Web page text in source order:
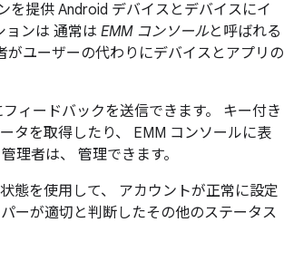
を提供 Android デバイスとデバイスにイ
ョンは 通常は EMM コンソールと呼ばれる
がユーザーの代わりにデバイスとアプリの
ィードバックを送信できます。 キー付き
タを取得したり、 EMM コンソールに表
理者は、 管理できます。
態を使用して、 アカウントが正常に設定
ーが適切と判断したその他のステータス